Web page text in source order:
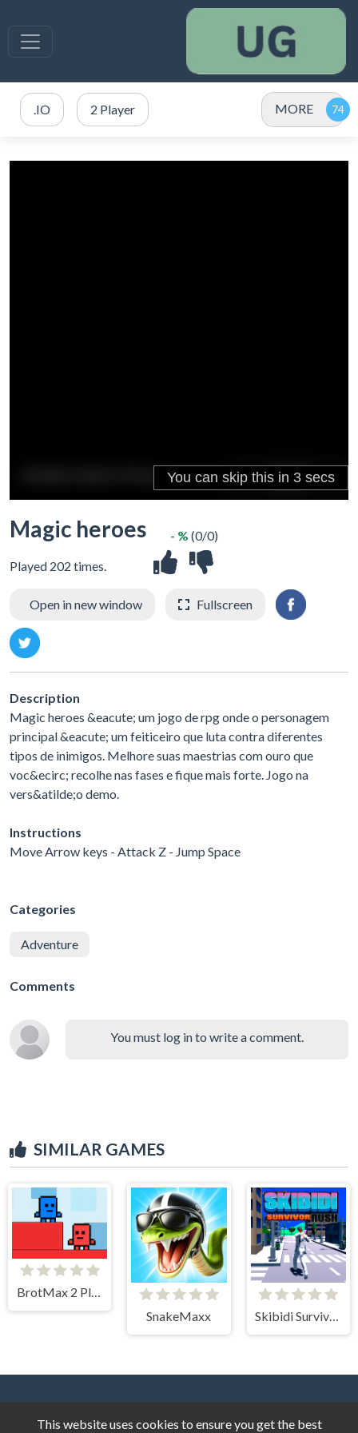
.IO 2 Player MORE
Magic heroes
Played 202 times.
- % (0/0)
Open in new window Fullscreen
Description
Magic heroes &eacute; um jogo de rpg onde o personagem
principal &eacute; um feiticeiro que luta contra diferentes
tipos de inimigos. Melhore suas maestrias com ouro que
voc&ecirc; recolhe nas fases e fique mais forte. Jogo na
vers&atilde;o demo.
Instructions
Move Arrow keys - Attack Z - Jump Space
Categories
Adventure
Comments
You must log in to write a comment.
SIMILAR GAMES
BrotMax 2 Player
SnakeMaxx
Skibidi Survivor Rush
This website uses cookies to ensure you get the best